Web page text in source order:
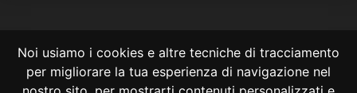
Noi usiamo i cookies e altre tecniche di tracciamento
per migliorare la tua esperienza di navigazione nel
CONSULTA ONLINE DAL 1995 -NOTE LEGALI